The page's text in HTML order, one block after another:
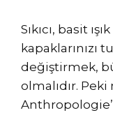
Sıkıcı, basit
kapaklarınızı
değiştirmek,
olmalıdır.